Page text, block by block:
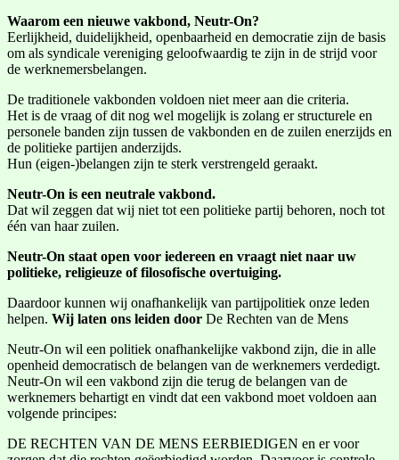
Waarom een nieuwe vakbond, Neutr-On?
Eerlijkheid, duidelijkheid, openbaarheid en democratie zijn de basis
om als syndicale vereniging geloofwaardig te zijn in de strijd voor
de werknemersbelangen.
De traditionele vakbonden voldoen niet meer aan die criteria.
Het is de vraag of dit nog wel mogelijk is zolang er structurele en
personele banden zijn tussen de vakbonden en de zuilen enerzijds en
de politieke partijen anderzijds.
Hun (eigen-)belangen zijn te sterk verstrengeld geraakt.
Neutr-On is een neutrale vakbond.
Dat wil zeggen dat wij niet tot een politieke partij behoren, noch tot
één van haar zuilen.
Neutr-On staat open voor iedereen en vraagt niet naar uw
politieke, religieuze of filosofische overtuiging.
Daardoor kunnen wij onafhankelijk van partijpolitiek onze leden
helpen. Wij laten ons leiden door De Rechten van de Mens
Neutr-On wil een politiek onafhankelijke vakbond zijn, die in alle
openheid democratisch de belangen van de werknemers verdedigt.
Neutr-On wil een vakbond zijn die terug de belangen van de
werknemers behartigt en vindt dat een vakbond moet voldoen aan
volgende principes:
DE RECHTEN VAN DE MENS EERBIEDIGEN en er voor